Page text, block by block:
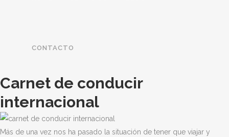
CONTACTO
Carnet de conducir
internacional
Más de una vez nos ha pasado la situación de tener que viajar y